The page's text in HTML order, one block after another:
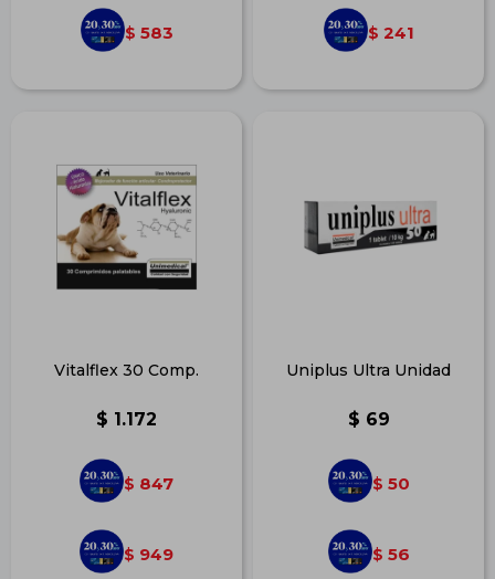
$ 583 $ 241
Vitalflex 30 Comp.
$ 1.172
$ 847
$ 949
Uniplus Ultra Unidad
$ 69
$ 50
$ 56